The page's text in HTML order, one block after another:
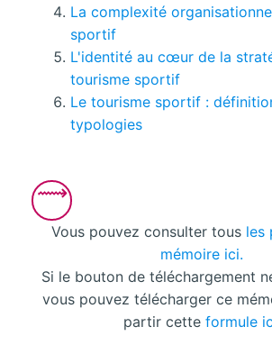
La complexité
sportif
L'identité au cœur de la
tourisme sportif
Le tourisme sportif :
typologies
Vous pouvez consulter tous les
mémoire ici.
Si le bouton de téléchargement
vous pouvez télécharger ce
partir cette formule